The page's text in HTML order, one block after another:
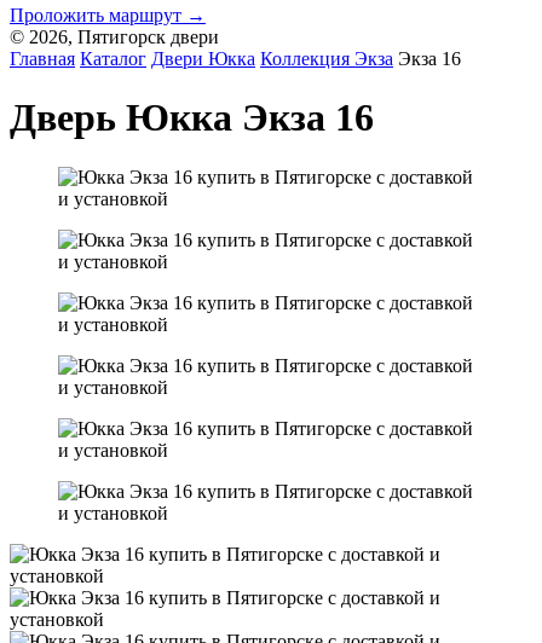
Проложить маршрут →
© 2026, Пятигорск двери
Главная Каталог Двери Юкка Коллекция Экза Экза 16
Дверь Юкка Экза 16